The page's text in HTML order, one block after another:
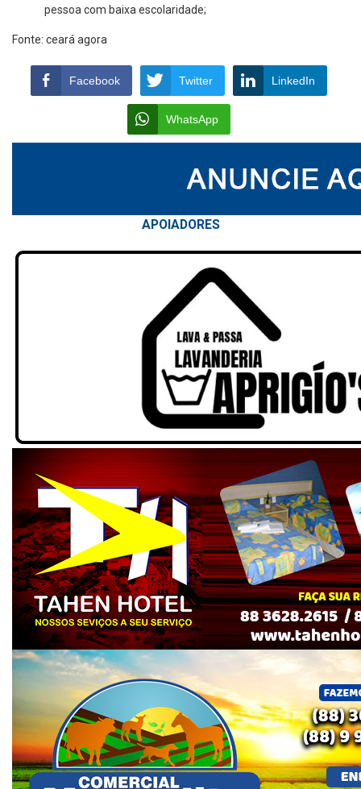
pessoa com baixa escolaridade;
Fonte: ceará agora
Facebook Twitter LinkedIn
WhatsApp
APOIADORES